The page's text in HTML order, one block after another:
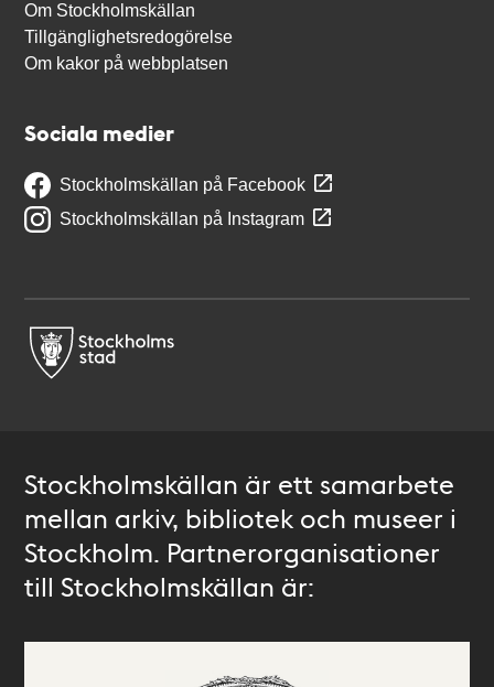
Om Stockholmskällan
Tillgänglighetsredogörelse
Om kakor på webbplatsen
Sociala medier
Stockholmskällan på Facebook
Stockholmskällan på Instagram
Stockholmskällan är ett samarbete
mellan arkiv, bibliotek och museer i
Stockholm. Partnerorganisationer
till Stockholmskällan är: